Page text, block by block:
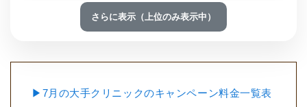
さらに表示（上位のみ表示中）
▶7月の大手クリニックのキャンペーン料金一覧表